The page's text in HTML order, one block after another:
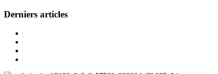
Derniers articles